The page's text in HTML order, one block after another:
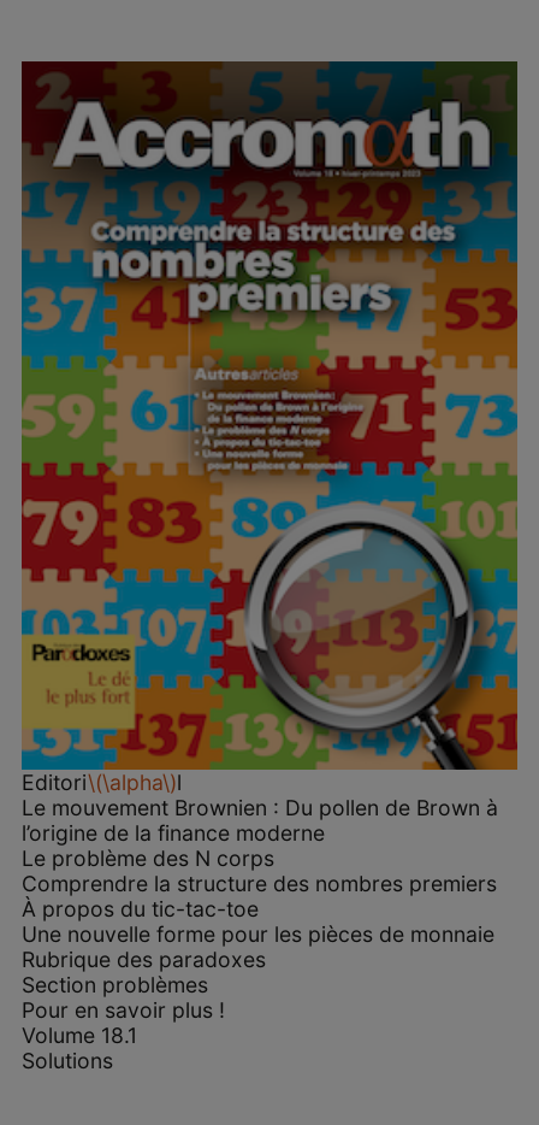
Editori\(\alpha\)l
Le mouvement Brownien : Du pollen de Brown à
l’origine de la finance moderne
Le problème des N corps
Comprendre la structure des nombres premiers
À propos du tic-tac-toe
Une nouvelle forme pour les pièces de monnaie
Rubrique des paradoxes
Section problèmes
Pour en savoir plus !
Volume 18.1
Solutions